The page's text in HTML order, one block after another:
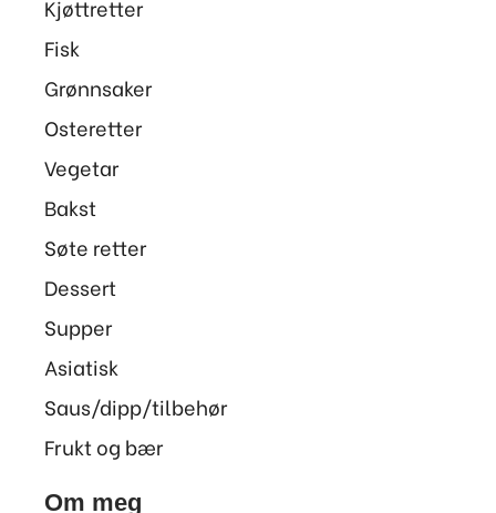
Kjøttretter
Fisk
Grønnsaker
Osteretter
Vegetar
Bakst
Søte retter
Dessert
Supper
Asiatisk
Saus/dipp/tilbehør
Frukt og bær
Om meg